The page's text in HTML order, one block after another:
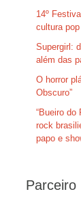
14º
cultura
Supergirl:
além das
O horror
Obscuro”
“Bueiro do
rock
papo e
Parceiro